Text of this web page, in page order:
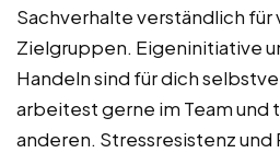
Sachverhalte verständlich
Zielgruppen. Eigeninitiative
Handeln sind für dich
arbeitest gerne im Team und
anderen. Stressresistenz